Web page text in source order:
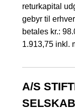
returkapital
gebyr til
betales kr.:
1.913,75 inkl.
A/S
SELSKAB